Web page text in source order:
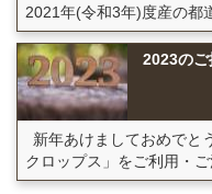
2021年(令和3年)度産の都
2023のご
新年あけましておめでと
クロップス」をご利用・ご